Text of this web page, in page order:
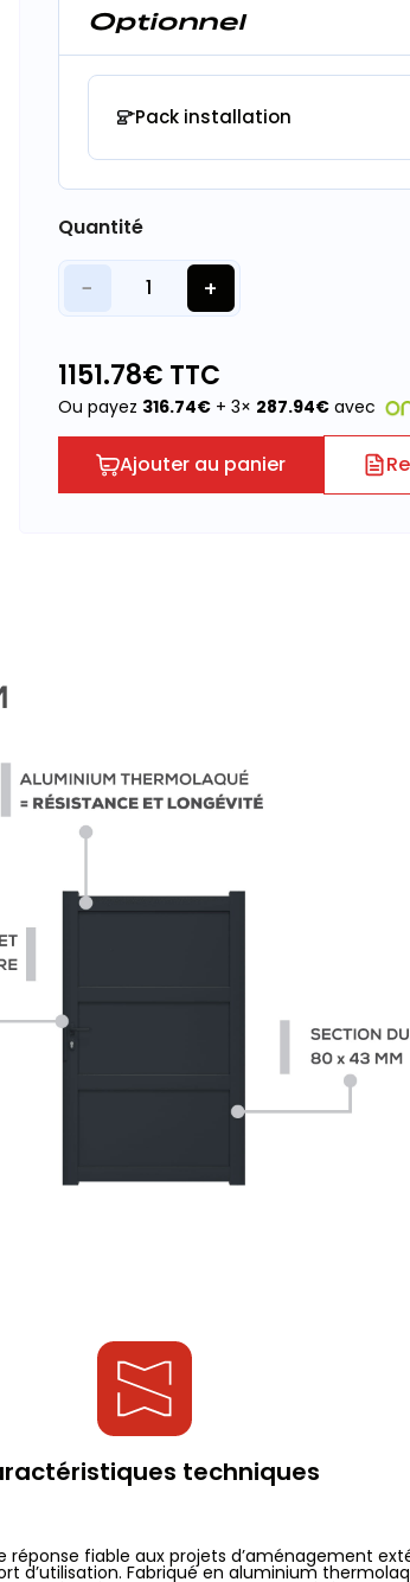
Optionnel
Pack installation
Quantité
− 1 +
1151.78€ TTC
Ou payez 316.74€+ 3× 287.94€ avec
Ajouter au panier
techniques
fiable aux projets d’aménagement
d’utilisation. Fabriqué en aluminium